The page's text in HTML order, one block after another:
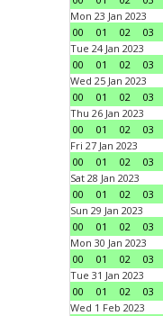
Mon 23 Jan 2023
00
01 02 03
Tue 24 Jan 2023
00
01 02 03
Wed 25 Jan 2023
00
01 02 03
Thu 26 Jan 2023
00
01 02 03
Fri 27 Jan 2023
00
01 02 03
Sat 28 Jan 2023
00
01 02 03
Sun 29 Jan 2023
00
01 02 03
Mon 30 Jan 2023
00
01 02 03
Tue 31 Jan 2023
00
01 02 03
Wed 1 Feb 2023